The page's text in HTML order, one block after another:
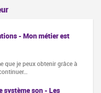
- Mon métier est
que je peux obtenir grâce à
système son - Les